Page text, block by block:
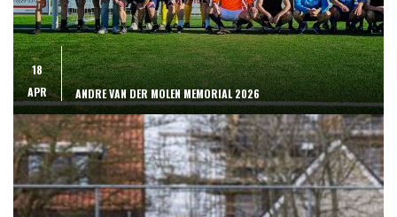
18
APR
ANDRE VAN DER MOLEN MEMORIAL 2026